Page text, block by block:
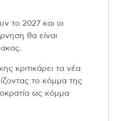
το 2027 και οι
θα είναι
κριτικάρει τα νέα
το κόμμα της
ως κόμμα